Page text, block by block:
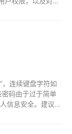
连续键盘字符如
码由于过于简单
信息安全。建议设